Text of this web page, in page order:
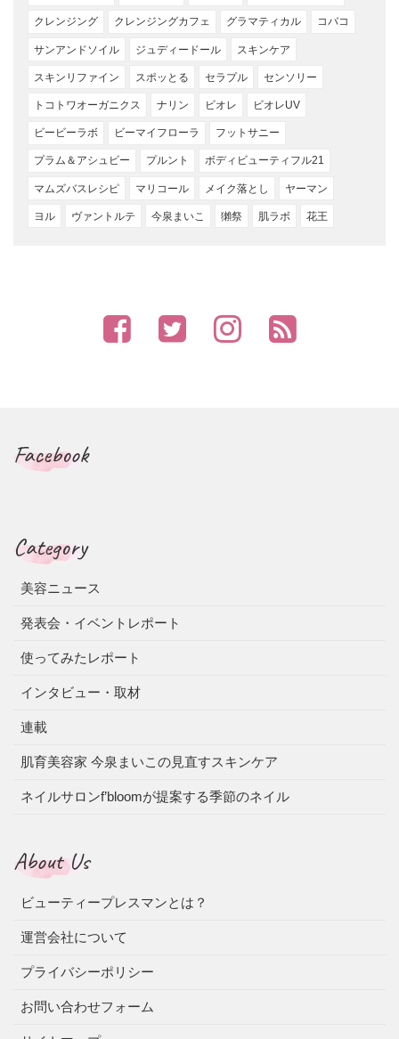
クレンジング クレンジングカフェ グラマティカル コバコ
サンアンドソイル ジュディードール スキンケア
スキンリファイン スポッとる セラプル センソリー
トコトワオーガニクス ナリン ビオレ ビオレUV
ビービーラボ ビーマイフローラ フットサニー
プラム＆アシュビー プルント ボディビューティフル21
マムズバスレシピ マリコール メイク落とし ヤーマン
ヨル ヴァントルテ 今泉まいこ 獺祭 肌ラボ 花王
Facebook
Category
美容ニュース
発表会・イベントレポート
使ってみたレポート
インタビュー・取材
連載
肌育美容家 今泉まいこの見直すスキンケア
ネイルサロンf’bloomが提案する季節のネイル
About Us
ビューティープレスマンとは？
運営会社について
プライバシーポリシー
お問い合わせフォーム